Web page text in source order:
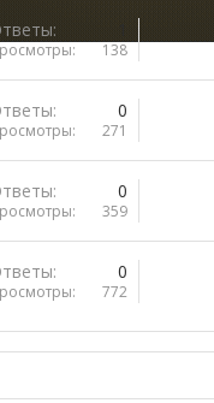
138
0
271
0
359
0
772